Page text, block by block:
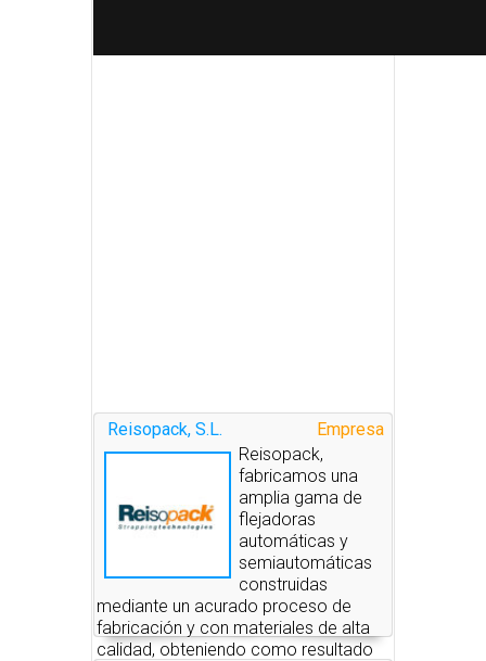
Empresa
Reisopack, S.L.
Reisopack,
fabricamos una
amplia gama de
flejadoras
automáticas y
semiautomáticas
construidas
mediante un acurado proceso de
fabricación y con materiales de alta
calidad, obteniendo como resultado